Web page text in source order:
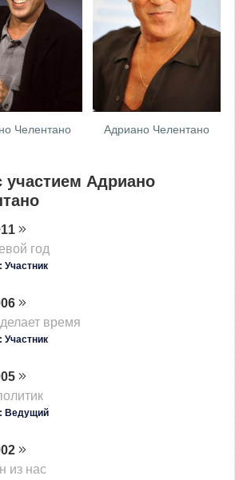
Челентано Адриано Челентано
участием Адриано
год
Участник
время
Участник
Ведущий
из нас